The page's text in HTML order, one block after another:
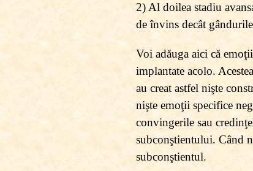
2) Al doilea stadiu
de învins decât
Voi adăuga aici că
implantate acolo.
au creat astfel nişte
nişte emoţii specifice
convingerile sau
subconştientului. Când
subconştientul.